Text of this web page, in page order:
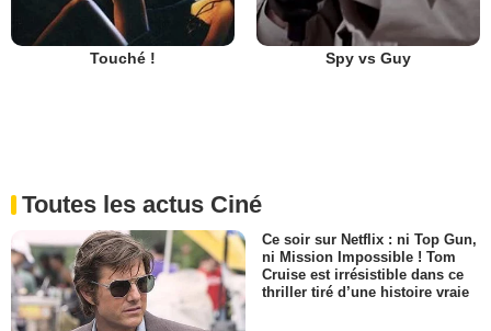
Touché ! Spy vs Guy
Toutes les actus Ciné
Ce soir sur Netflix : ni Top Gun,
ni Mission Impossible ! Tom
Cruise est irrésistible dans ce
thriller tiré d’une histoire vraie